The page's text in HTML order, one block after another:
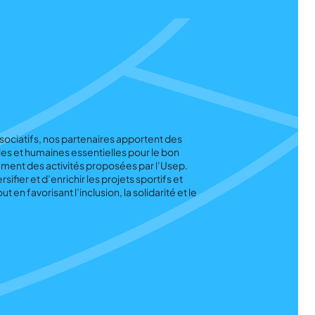
nos partenaires apportent des
et humaines essentielles pour le bon
des activités proposées par l’Usep.
et d’enrichir les projets sportifs et
en favorisant l’inclusion, la solidarité et le